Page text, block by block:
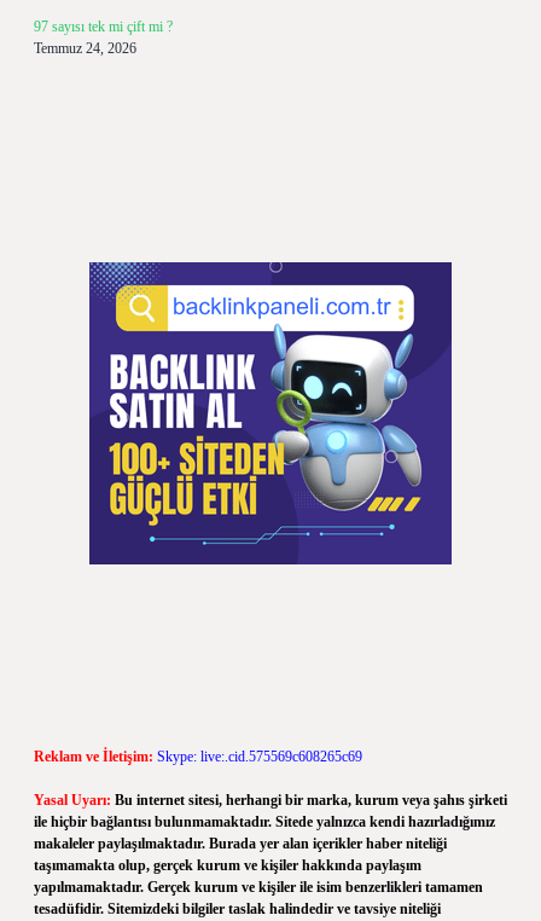
97 sayısı tek mi çift mi ?
Temmuz 24, 2026
Reklam ve İletişim: Skype: live:.cid.575569c608265c69
Yasal Uyarı: Bu internet sitesi, herhangi bir marka, kurum veya şahıs şirketi
ile hiçbir bağlantısı bulunmamaktadır. Sitede yalnızca kendi hazırladığımız
makaleler paylaşılmaktadır. Burada yer alan içerikler haber niteliği
taşımamakta olup, gerçek kurum ve kişiler hakkında paylaşım
yapılmamaktadır. Gerçek kurum ve kişiler ile isim benzerlikleri tamamen
tesadüfidir. Sitemizdeki bilgiler taslak halindedir ve tavsiye niteliği